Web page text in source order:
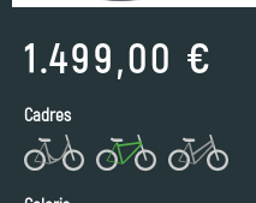
1.499,00 €
Cadres